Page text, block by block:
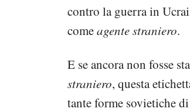
contro la guerra in
comeagente straniero.
E se ancora non fosse
straniero, questa
tante forme sovietiche